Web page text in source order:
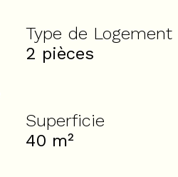
Type de Logement
2 pièces
Superficie
40 m²